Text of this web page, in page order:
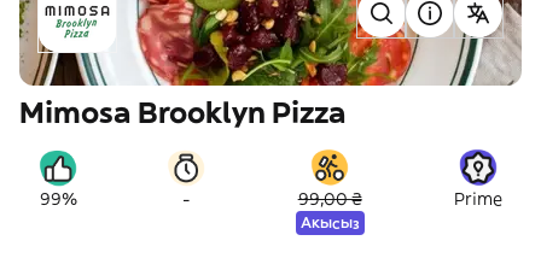
Mimosa Brooklyn Pizza
99% - 99,00 ₴
Акысыз
Prime